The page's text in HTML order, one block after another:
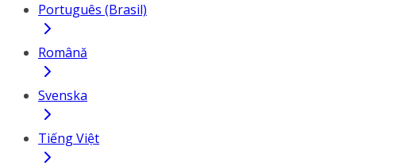
Português (Brasil)
Română
Svenska
Tiếng Việt